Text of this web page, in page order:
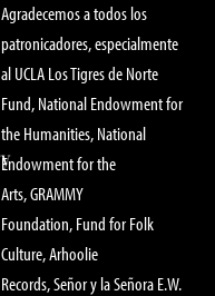
Agradecemos a todos los
patronicadores, especialmente
al UCLA Los Tigres de Norte
Fund, National Endowment for
the Humanities, National
Endowment for the
Arts, GRAMMY
Foundation, Fund for Folk
Culture, Arhoolie
Records, Señor y la Señora E.W.